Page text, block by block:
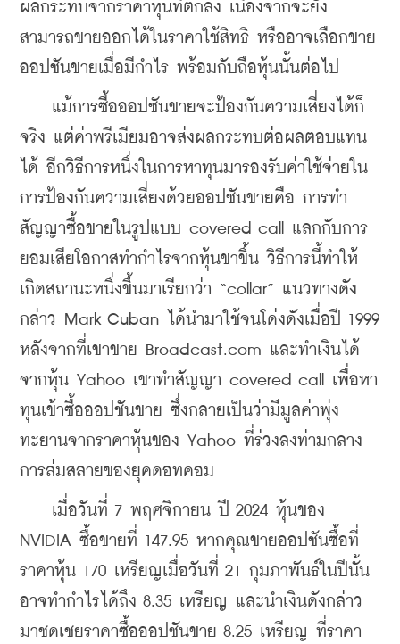
ผลกระทบจากราคาหุ้นที่ตกลง เนื่องจากจะยัง
สามารถขายออกได้ในราคาใช้สิทธิ หรืออาจเลือกขาย
ออปชันขายเมื่อมีกำไร พร้อมกับถือหุ้นนั้นต่อไป
แม้การซื้อออปชันขายจะป้องกันความเสี่ยงได้ก็
จริง แต่ค่าพรีเมียมอาจส่งผลกระทบต่อผลตอบแทน
ได้ อีกวิธีการหนึ่งในการหาทุนมารองรับค่าใช้จ่ายใน
การป้องกันความเสี่ยงด้วยออปชันขายคือ การทำ
สัญญาซื้อขายในรูปแบบ covered call แลกกับการ
ยอมเสียโอกาสทำกำไรจากหุ้นขาขึ้น วิธีการนี้ทำให้
เกิดสถานะหนึ่งขึ้นมาเรียกว่า “collar” แนวทางดัง
กล่าว Mark Cuban ได้นำมาใช้จนโด่งดังเมื่อปี 1999
หลังจากที่เขาขาย Broadcast.com และทำเงินได้
จากหุ้น Yahoo เขาทำสัญญา covered call เพื่อหา
ทุนเข้าซื้อออปชันขาย ซึ่งกลายเป็นว่ามีมูลค่าพุ่ง
ทะยานจากราคาหุ้นของ Yahoo ที่ร่วงลงท่ามกลาง
การล่มสลายของยุคดอทคอม
เมื่อวันที่ 7 พฤศจิกายน ปี 2024 หุ้นของ
NVIDIA ซื้อขายที่ 147.95 หากคุณขายออปชันซื้อที่
ราคาหุ้น 170 เหรียญเมื่อวันที่ 21 กุมภาพันธ์ในปีนั้น
อาจทำกำไรได้ถึง 8.35 เหรียญ และนำเงินดังกล่าว
มาชดเชยราคาซื้อออปชันขาย 8.25 เหรียญ ที่ราคา